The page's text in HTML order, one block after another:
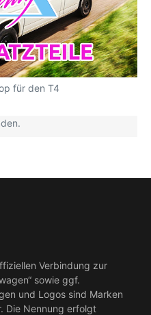
für den T4
Verbindung zur
sowie ggf.
und Logos sind Marken
Die Nennung erfolgt